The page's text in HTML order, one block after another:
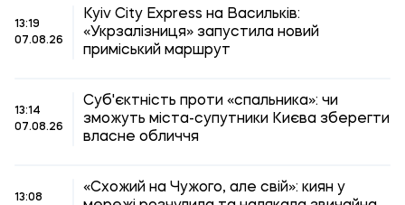
13:19
07.08.26
Kyiv City Express на Васильків:
«Укрзалізниця» запустила новий
приміський маршрут
13:14
07.08.26
Суб'єктність проти «спальника»: чи
зможуть міста-супутники Києва зберегти
власне обличчя
13:08
«Схожий на Чужого, але свій»: киян у